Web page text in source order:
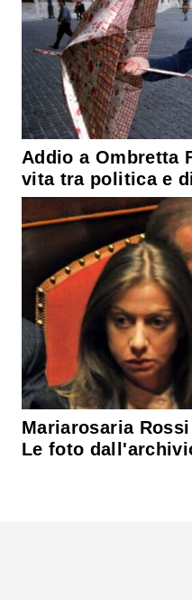
Addio a Ombretta
vita tra politica e
Mariarosaria
Le foto